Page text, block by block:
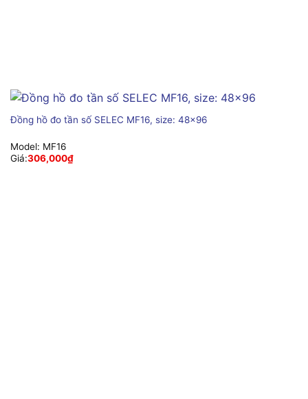
Đồng hồ đo tần số SELEC MF16, size: 48×96
Model: MF16
Giá:306,000₫